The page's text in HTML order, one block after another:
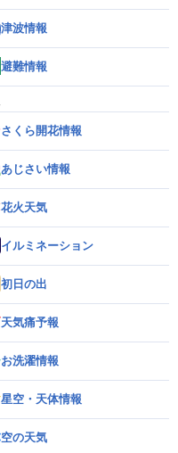
津波情報
避難情報
さくら開花情報
あじさい情報
花火天気
イルミネーション
初日の出
天気痛予報
お洗濯情報
星空・天体情報
空の天気